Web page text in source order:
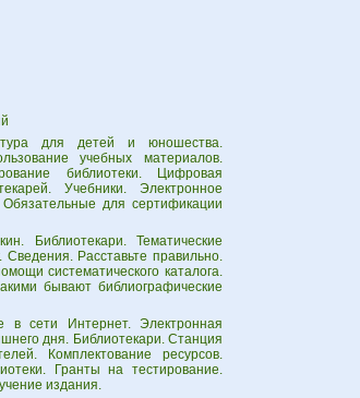
для детей и юношества.
учебных материалов.
библиотеки. Цифровая
Учебники. Электронное
для сертификации
Библиотекари. Тематические
Сведения. Расставьте правильно.
систематического каталога.
бывают библиографические
сети Интернет. Электронная
дня. Библиотекари. Станция
Комплектование ресурсов.
Гранты на тестирование.
издания.